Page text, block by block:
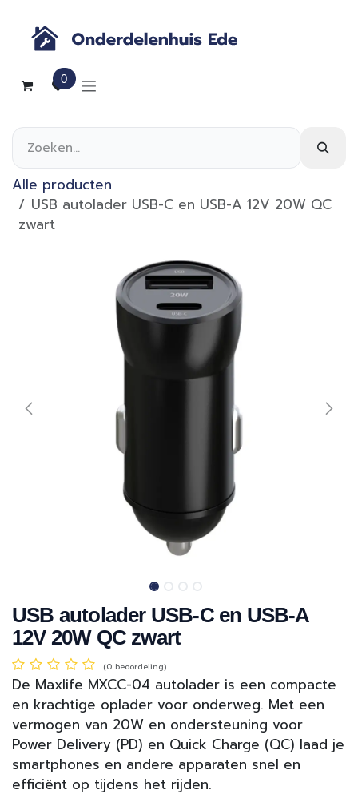
0
Alle producten
USB autolader USB-C en USB-A 12V 20W QC
zwart
USB autolader USB-C en USB-A
12V 20W QC zwart
(0 beoordeling)
De Maxlife MXCC-04 autolader is een compacte
en krachtige oplader voor onderweg. Met een
vermogen van 20W en ondersteuning voor
Power Delivery (PD) en Quick Charge (QC) laad je
smartphones en andere apparaten snel en
efficiënt op tijdens het rijden.